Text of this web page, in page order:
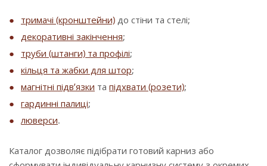
тримачі (кронштейни) до стіни та стелі;
декоративні закінчення;
труби (штанги) та профілі;
кільця та жабки для штор;
магнітні підв’язки та підхвати (розети);
гардинні палиці;
люверси.
Каталог дозволяє підібрати готовий карниз або